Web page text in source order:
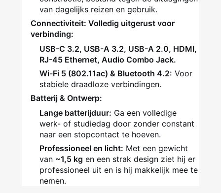
van dagelijks reizen en gebruik.
Connectiviteit: Volledig uitgerust voor
verbinding:
USB-C 3.2, USB-A 3.2, USB-A 2.0, HDMI,
RJ-45 Ethernet, Audio Combo Jack.
Wi-Fi 5 (802.11ac) & Bluetooth 4.2: Voor
stabiele draadloze verbindingen.
Batterij & Ontwerp:
Lange batterijduur: Ga een volledige
werk- of studiedag door zonder constant
naar een stopcontact te hoeven.
Professioneel en licht: Met een gewicht
van ~1,5 kg en een strak design ziet hij er
professioneel uit en is hij makkelijk mee te
nemen.